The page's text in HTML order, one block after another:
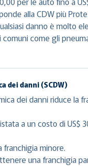
alla CDW più
danno è molto
come gli
dei danni (SCDW)
dei danni riduce la
a un costo di US$
franchigia minore.
una franchigia